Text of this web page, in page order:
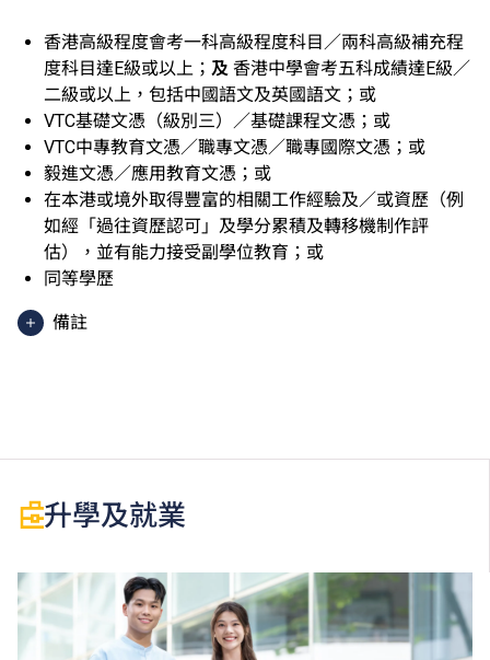
香港高級程度會考一科高級程度科目／兩科高級補充程
度科目達E級或以上； 及 香港中學會考五科成績達E級／
二級或以上，包括中國語文及英國語文；或
VTC基礎文憑（級別三）／基礎課程文憑；或
VTC中專教育文憑／職專文憑／職專國際文憑；或
毅進文憑／應用教育文憑；或
在本港或境外取得豐富的相關工作經驗及／或資歷（例
如經「過往資歷認可」及學分累積及轉移機制作評
估），並有能力接受副學位教育；或
同等學歷
備註
於申請入學時只可計算一科其他語言科目（丙類科
目）。2024年及以前之其他語言科目取得「D或E級」
香港中學文憑考試科目成績達「第二級」／「第三
級」。 2025年或以後之法語／德語／西班牙語語言能
力水平達A2或以上、日語達N3或以上 及 韓語達TOPIK
升學及就業